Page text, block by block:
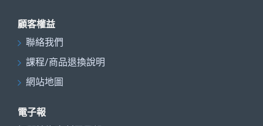
顧客權益
聯絡我們
課程/商品退換說明
網站地圖
電子報